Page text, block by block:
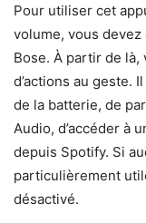
Pour utiliser cet
volume, vous devez
Bose. À partir de
d’actions au geste.
de la batterie, de
Audio, d’accéder à
depuis Spotify. Si
particulièrement
désactivé.